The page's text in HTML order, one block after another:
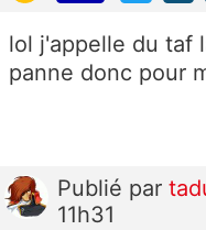
lol j'appelle du taf
panne donc pour
Publié par
11h31